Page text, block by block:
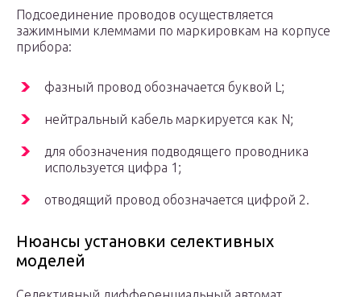
Подсоединение проводов осуществляется
зажимными клеммами по маркировкам на корпусе
прибора:
фазный провод обозначается буквой L;
нейтральный кабель маркируется как N;
для обозначения подводящего проводника
используется цифра 1;
отводящий провод обозначается цифрой 2.
Нюансы установки селективных
моделей